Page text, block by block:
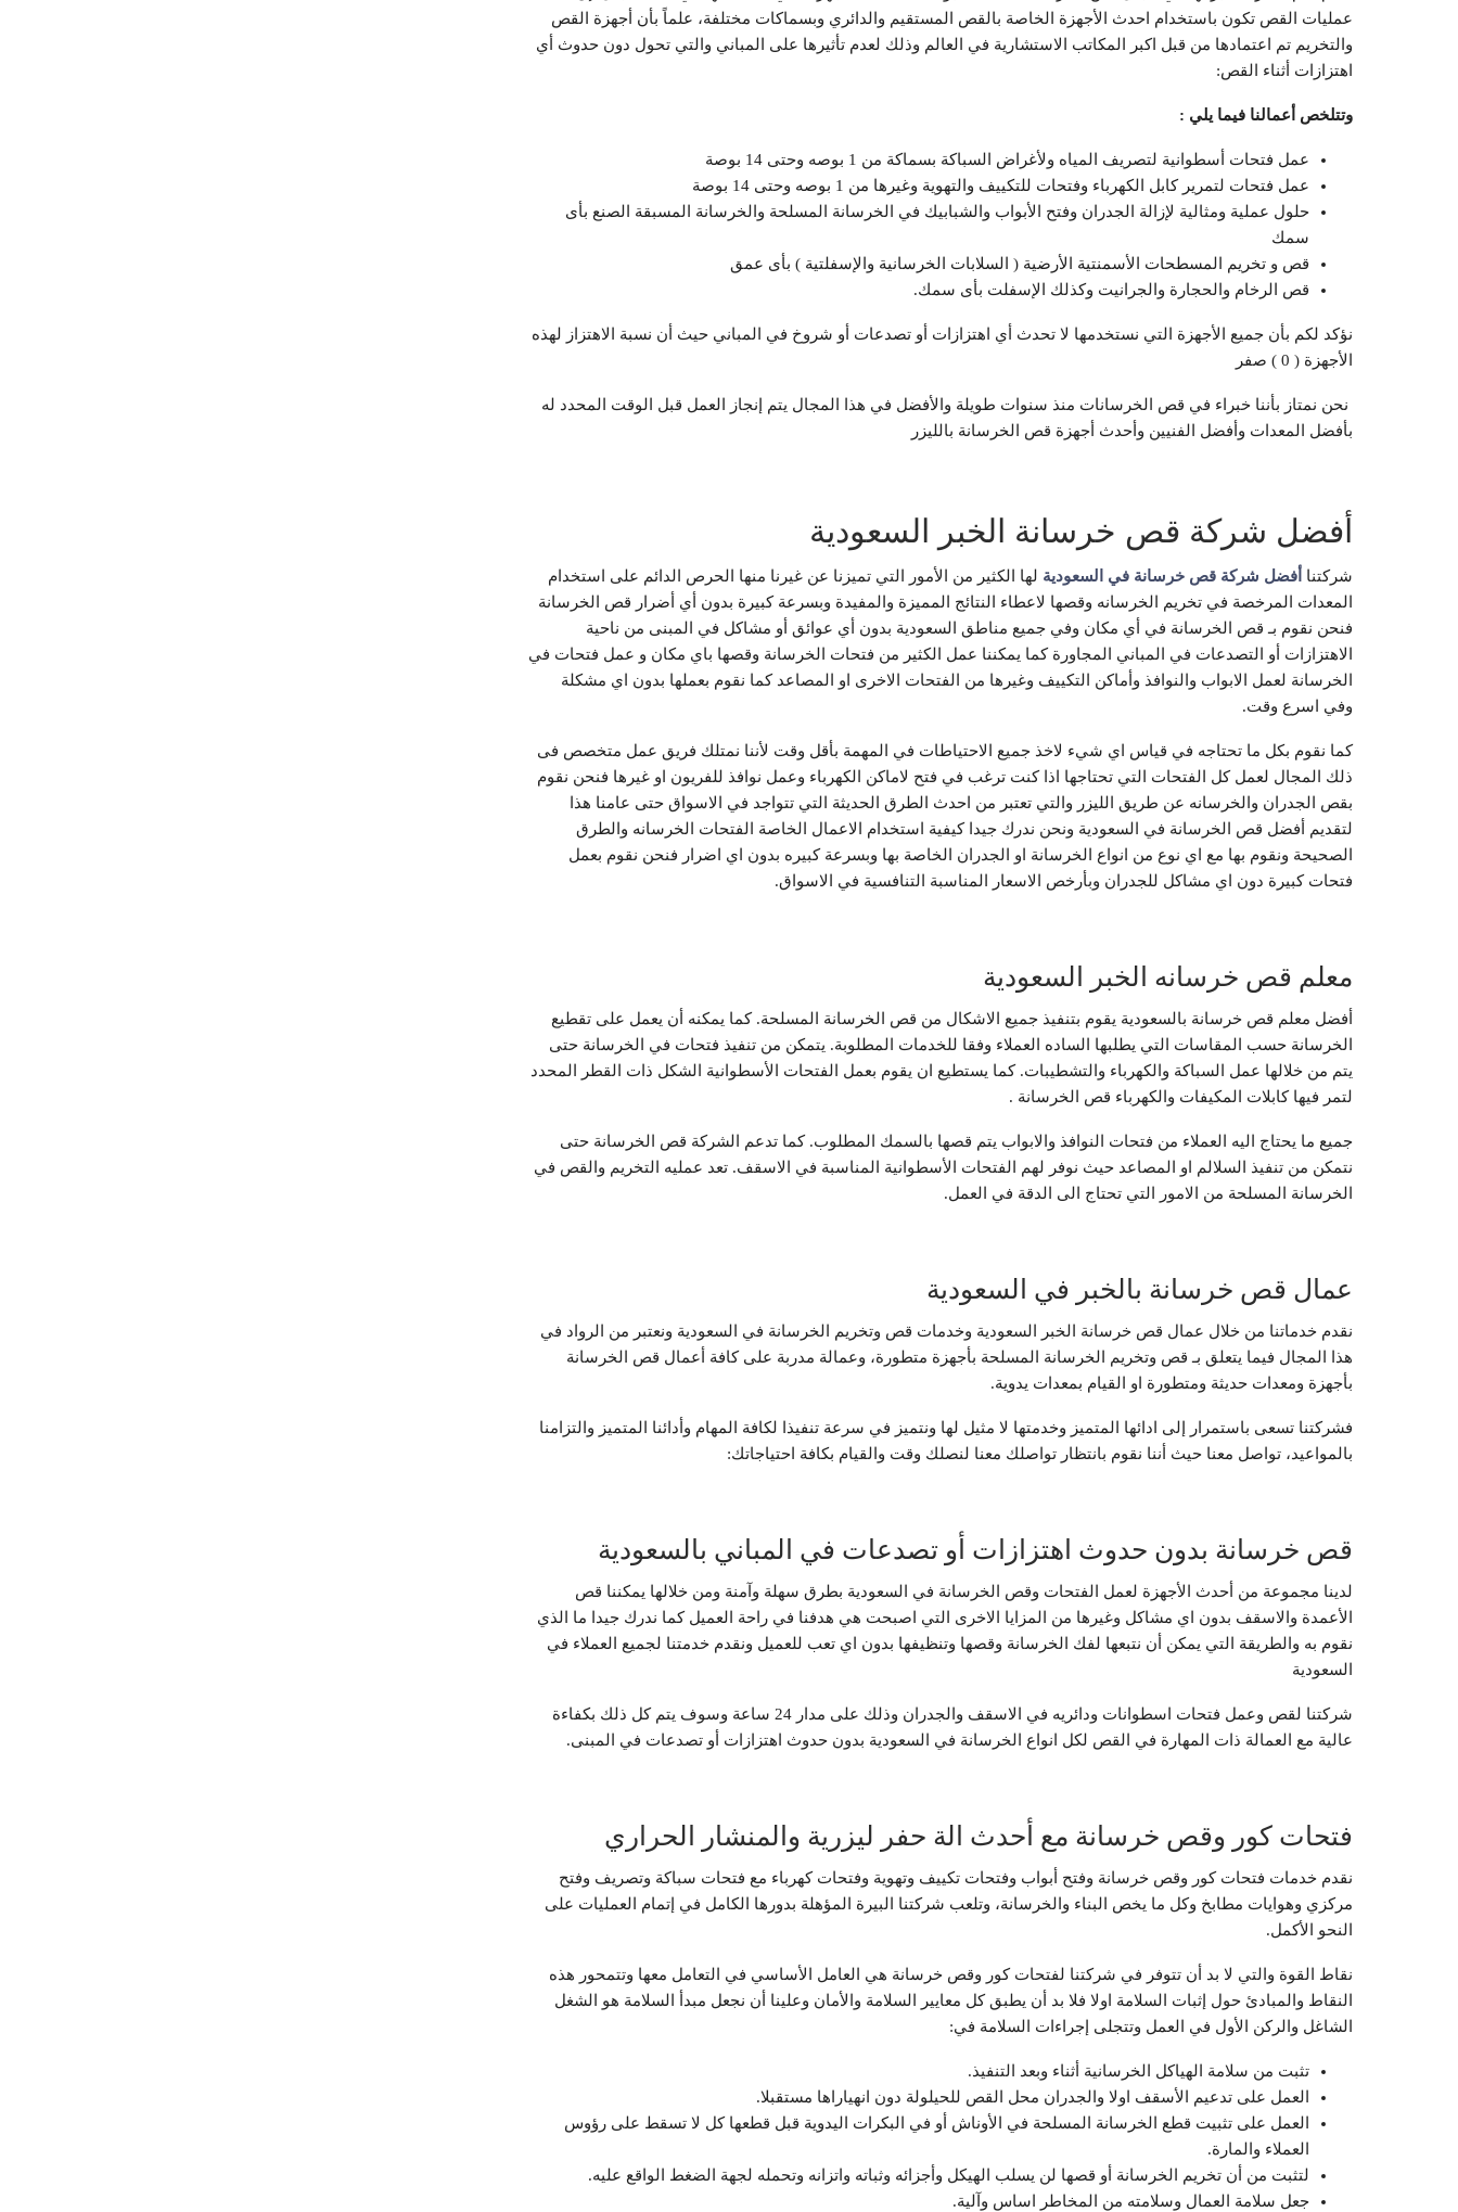
عمليات القص تكون باستخدام احدث الأجهزة الخاصة بالقص المستقيم والدائري وبسماكات مختلفة، علماً بأن أجهزة القص
والتخريم تم اعتمادها من قبل اكبر المكاتب الاستشارية في العالم وذلك لعدم تأثيرها على المباني والتي تحول دون حدوث أي
اهتزازات أثناء القص:
وتتلخص أعمالنا فيما يلي :
عمل فتحات أسطوانية لتصريف المياه ولأغراض السباكة بسماكة من 1 بوصه وحتى 14 بوصة
عمل فتحات لتمرير كابل الكهرباء وفتحات للتكييف والتهوية وغيرها من 1 بوصه وحتى 14 بوصة
حلول عملية ومثالية لإزالة الجدران وفتح الأبواب والشبابيك في الخرسانة المسلحة والخرسانة المسبقة الصنع بأى
سمك
قص و تخريم المسطحات الأسمنتية الأرضية ( السلابات الخرسانية والإسفلتية ) بأى عمق
قص الرخام والحجارة والجرانيت وكذلك الإسفلت بأى سمك.
نؤكد لكم بأن جميع الأجهزة التي نستخدمها لا تحدث أي اهتزازات أو تصدعات أو شروخ في المباني حيث أن نسبة الاهتزاز لهذه
الأجهزة ( 0 ) صفر
‏ ‏نحن نمتاز بأننا خبراء في قص الخرسانات ‏منذ سنوات طويلة والأفضل في ‏هذا المجال ‏يتم إنجاز العمل قبل الوقت المحدد له
‏بأفضل المعدات ‏وأفضل الفنيين وأحدث أجهزة قص الخرسانة بالليزر
أفضل شركة قص خرسانة الخبر السعودية
شركتنا أفضل شركة قص خرسانة في السعودية لها الكثير من الأمور التي تميزنا عن غيرنا منها الحرص الدائم على استخدام
المعدات المرخصة في تخريم الخرسانه وقصها لاعطاء النتائج المميزة والمفيدة وبسرعة كبيرة بدون أي أضرار قص الخرسانة
فنحن نقوم بـ قص الخرسانة في أي مكان وفي جميع مناطق السعودية بدون أي عوائق أو مشاكل في المبنى من ناحية
الاهتزازات أو التصدعات في المباني المجاورة كما يمكننا عمل الكثير من فتحات الخرسانة وقصها باي مكان و عمل فتحات في
الخرسانة لعمل الابواب والنوافذ وأماكن التكييف وغيرها من الفتحات الاخرى او المصاعد كما نقوم بعملها بدون اي مشكلة
وفي اسرع وقت.
كما نقوم بكل ما تحتاجه في قياس اي شيء لاخذ جميع الاحتياطات في المهمة بأقل وقت لأننا نمتلك فريق عمل متخصص فى
ذلك المجال لعمل كل الفتحات التي تحتاجها اذا كنت ترغب في فتح لاماكن الكهرباء وعمل نوافذ للفريون او غيرها فنحن نقوم
بقص الجدران والخرسانه عن طريق الليزر والتي تعتبر من احدث الطرق الحديثة التي تتواجد في الاسواق حتى عامنا هذا
لتقديم أفضل قص الخرسانة في السعودية ونحن ندرك جيدا كيفية استخدام الاعمال الخاصة الفتحات الخرسانه والطرق
الصحيحة ونقوم بها مع اي نوع من انواع الخرسانة او الجدران الخاصة بها وبسرعة كبيره بدون اي اضرار فنحن نقوم بعمل
فتحات كبيرة دون اي مشاكل للجدران وبأرخص الاسعار المناسبة التنافسية في الاسواق.
معلم قص خرسانه الخبر السعودية
أفضل معلم قص خرسانة بالسعودية يقوم بتنفيذ جميع الاشكال من قص الخرسانة المسلحة. كما يمكنه أن يعمل على تقطيع
الخرسانة حسب المقاسات التي يطلبها الساده العملاء وفقا للخدمات المطلوبة. يتمكن من تنفيذ فتحات في الخرسانة حتى
يتم من خلالها عمل السباكة والكهرباء والتشطيبات. كما يستطيع ان يقوم بعمل الفتحات الأسطوانية الشكل ذات القطر المحدد
لتمر فيها كابلات المكيفات والكهرباء قص الخرسانة .
جميع ما يحتاج اليه العملاء من فتحات النوافذ والابواب يتم قصها بالسمك المطلوب. كما تدعم الشركة قص الخرسانة حتى
نتمكن من تنفيذ السلالم او المصاعد حيث نوفر لهم الفتحات الأسطوانية المناسبة في الاسقف. تعد عمليه التخريم والقص في
الخرسانة المسلحة من الامور التي تحتاج الى الدقة في العمل.
عمال قص خرسانة بالخبر في السعودية
نقدم خدماتنا من خلال عمال قص خرسانة الخبر السعودية وخدمات قص وتخريم الخرسانة في السعودية ونعتبر من الرواد في
هذا المجال فيما يتعلق بـ قص وتخريم الخرسانة المسلحة بأجهزة متطورة، وعمالة مدربة على كافة أعمال قص الخرسانة
بأجهزة ومعدات حديثة ومتطورة او القيام بمعدات يدوية.
فشركتنا تسعى باستمرار إلى ادائها المتميز وخدمتها لا مثيل لها ونتميز في سرعة تنفيذا لكافة المهام وأدائنا المتميز والتزامنا
بالمواعيد، تواصل معنا حيث أننا نقوم بانتظار تواصلك معنا لنصلك وقت والقيام بكافة احتياجاتك:
قص خرسانة بدون حدوث اهتزازات أو تصدعات في المباني بالسعودية
لدينا مجموعة من أحدث الأجهزة لعمل الفتحات وقص الخرسانة في السعودية بطرق سهلة وآمنة ومن خلالها يمكننا قص
الأعمدة والاسقف بدون اي مشاكل وغيرها من المزايا الاخرى التي اصبحت هي هدفنا في راحة العميل كما ندرك جيدا ما الذي
نقوم به والطريقة التي يمكن أن نتبعها لفك الخرسانة وقصها وتنظيفها بدون اي تعب للعميل ونقدم خدمتنا لجميع العملاء في
السعودية
شركتنا لقص وعمل فتحات اسطوانات ودائريه في الاسقف والجدران وذلك على مدار 24 ساعة وسوف يتم كل ذلك بكفاءة
عالية مع العمالة ذات المهارة في القص لكل انواع الخرسانة في السعودية بدون حدوث اهتزازات أو تصدعات في المبنى.
فتحات كور وقص خرسانة مع أحدث الة حفر ليزرية والمنشار الحراري
نقدم خدمات فتحات كور وقص خرسانة وفتح أبواب وفتحات تكييف وتهوية وفتحات كهرباء مع فتحات سباكة وتصريف وفتح
مركزي وهوايات مطابخ وكل ما يخص البناء والخرسانة، وتلعب شركتنا البيرة المؤهلة بدورها الكامل في إتمام العمليات على
النحو الأكمل.
نقاط القوة والتي لا بد أن تتوفر في شركتنا لفتحات كور وقص خرسانة هي العامل الأساسي في التعامل معها وتتمحور هذه
النقاط والمبادئ حول إثبات السلامة اولا فلا بد أن يطبق كل معايير السلامة والأمان وعلينا أن نجعل مبدأ السلامة هو الشغل
الشاغل والركن الأول في العمل وتتجلى إجراءات السلامة في:
تثبت من سلامة الهياكل الخرسانية أثناء وبعد التنفيذ.
العمل على تدعيم الأسقف اولا والجدران محل القص للحيلولة دون انهياراها مستقبلا.
العمل على تثبيت قطع الخرسانة المسلحة في الأوناش أو في البكرات اليدوية قبل قطعها كل لا تسقط على رؤوس
العملاء والمارة.
لتثبت من أن تخريم الخرسانة أو قصها لن يسلب الهيكل وأجزائه وثباته واتزانه وتحمله لجهة الضغط الواقع عليه.
جعل سلامة العمال وسلامته من المخاطر اساس وآلية.